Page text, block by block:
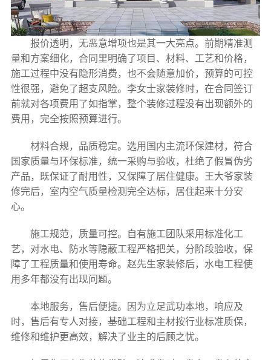
报价透明，无恶意增项也是其一大亮点。前期精准测
量和方案细化，合同里明确了项目、材料、工艺和价格，
施工过程中没有隐形消费，也不会随意加价，预算的可控
性很强，避免了超支风险。李女士家装修时，在合同签订
前就对各项费用了如指掌，整个装修过程没有出现额外的
费用，完全按照预算进行。
材料合规，品质稳定。选用国内主流环保建材，符合
国家质量与环保标准，统一采购与验收，杜绝了假冒伪劣
产品，既保证了耐用性，又保障了居住健康。王大爷家装
修完后，室内空气质量检测完全达标，居住起来十分安
心。
施工规范，质量可控。自有施工团队采用标准化工
艺，对水电、防水等隐蔽工程严格把关，分阶段验收，保
障了工程质量和使用寿命。赵先生家装修后，水电工程使
用多年都没有出现问题。
本地服务，售后便捷。因为立足武功本地，响应及
时，售后有专人对接，基础工程和主材按行业标准质保，
维修和维护更高效，解决了业主的后顾之忧。